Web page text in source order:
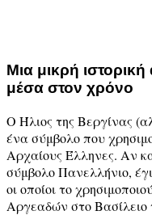
Μια μικρή
μέσα στον χρόνο
Ο Ήλιος της Βεργίνας
ένα σύμβολο που
Αρχαίους Έλληνες. Αν
σύμβολο Πανελλήνιο,
οι οποίοι το
Αργεαδών στο Βασίλειο